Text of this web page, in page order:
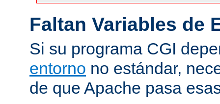
Faltan Variables de
Si su programa CGI
entorno no estándar,
de que Apache pasa